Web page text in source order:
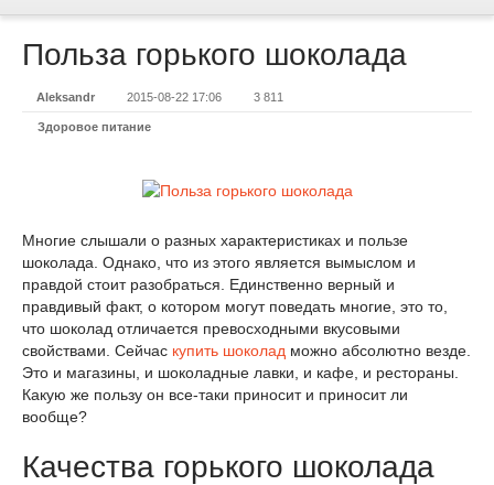
Польза горького шоколада
Aleksandr 2015-08-22 17:06 3 811
Здоровое питание
Многие слышали о разных характеристиках и пользе
шоколада. Однако, что из этого является вымыслом и
правдой стоит разобраться. Единственно верный и
правдивый факт, о котором могут поведать многие, это то,
что шоколад отличается превосходными вкусовыми
свойствами. Сейчас купить шоколад можно абсолютно везде.
Это и магазины, и шоколадные лавки, и кафе, и рестораны.
Какую же пользу он все-таки приносит и приносит ли
вообще?
Качества горького шоколада